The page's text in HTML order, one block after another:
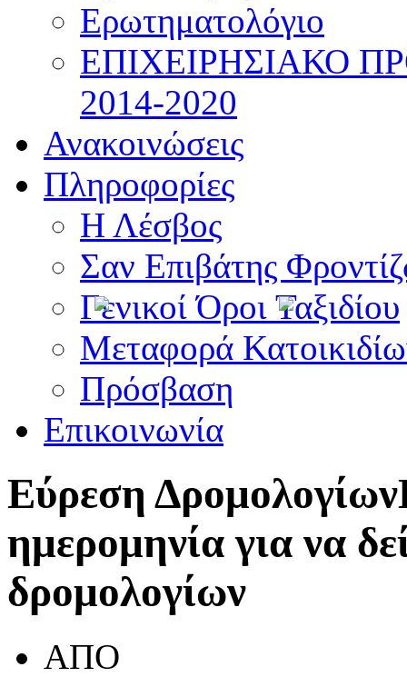
Ερωτηματολόγιο
ΕΠΙΧΕΙΡΗΣΙΑΚΟ
2014-2020
Ανακοινώσεις
Πληροφορίες
Η Λέσβος
Σαν Επιβάτης
Γενικοί Όροι Ταξιδίου
Μεταφορά
Πρόσβαση
Επικοινωνία
Εύρεση Δρομολογίων
ημερομηνία για να
δρομολογίων
ΑΠΟ